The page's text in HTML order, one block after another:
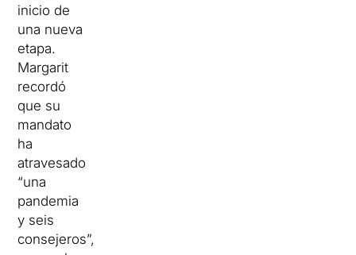
inicio de
una nueva
etapa.
Margarit
recordó
que su
mandato
ha
atravesado
“una
pandemia
y seis
consejeros”,